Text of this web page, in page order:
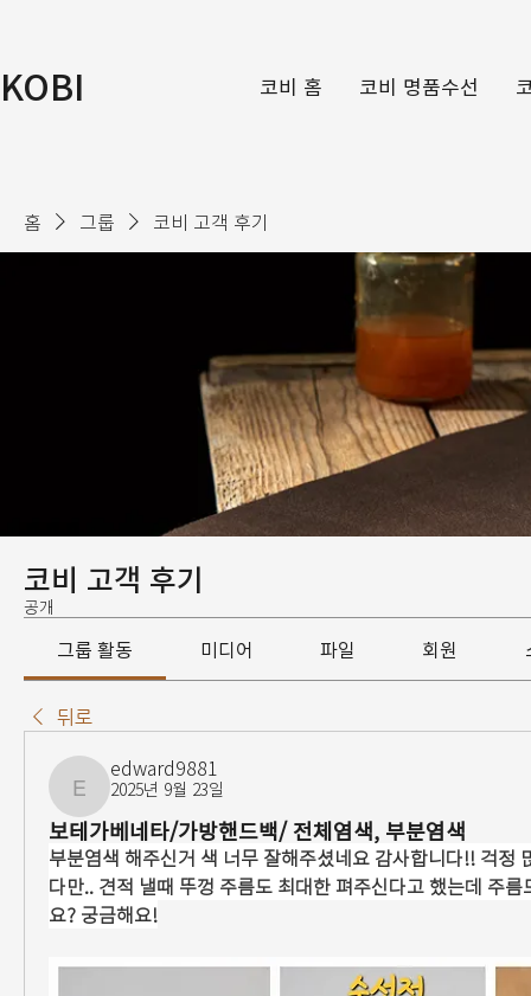
KOBI 코비 홈 코비 명품수선
홈 그룹 코비 고객 후기
코비 고객 후기
공개
그룹 활동 미디어 파일 회원
뒤로
edward9881
edward9881
2025년 9월 23일
보테가베네타/가방핸드백/ 전체염색, 부분염색
부분염색 해주신거 색 너무 잘해주셨네요 감사합니다!! 걱정
다만.. 견적 낼때 뚜껑 주름도 최대한 펴주신다고 했는데 주
요? 궁금해요!